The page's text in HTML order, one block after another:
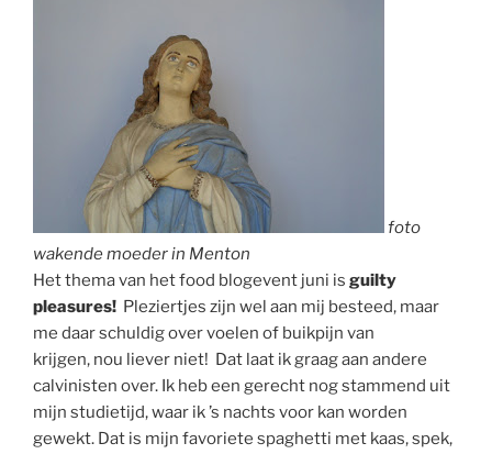
foto
wakende moeder in Menton
Het thema van het food blogevent juni is guilty
pleasures! Pleziertjes zijn wel aan mij besteed, maar
me daar schuldig over voelen of buikpijn van
krijgen, nou liever niet! Dat laat ik graag aan andere
calvinisten over. Ik heb een gerecht nog stammend uit
mijn studietijd, waar ik ’s nachts voor kan worden
gewekt. Dat is mijn favoriete spaghetti met kaas, spek,